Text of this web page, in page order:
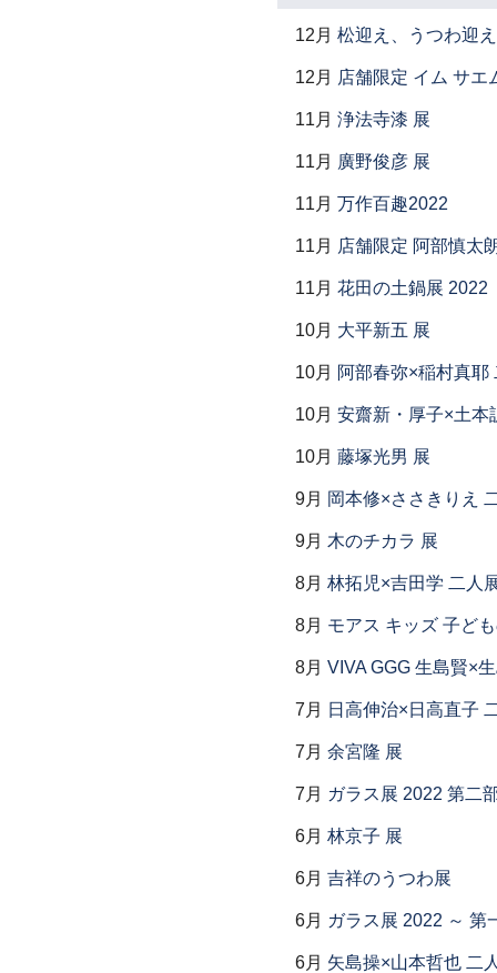
12月 松迎え、うつわ迎
12月 店舗限定 イム サ
11月 浄法寺漆 展
11月 廣野俊彦 展
11月 万作百趣2022
11月 店舗限定 阿部慎太
11月 花田の土鍋展 2022
10月 大平新五 展
10月 阿部春弥×稲村真耶
10月 安齋新・厚子×土本
10月 藤塚光男 展
9月 岡本修×ささきりえ
9月 木のチカラ 展
8月 林拓児×吉田学 二人
8月 モアス キッズ 子ど
8月 VIVA GGG 生島賢×
7月 日高伸治×日高直子
7月 余宮隆 展
7月 ガラス展 2022 第二
6月 林京子 展
6月 吉祥のうつわ展
6月 ガラス展 2022 ～ 第
6月 矢島操×山本哲也 二